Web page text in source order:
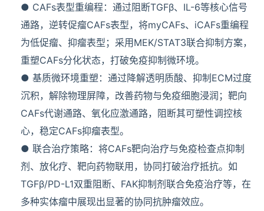
● CAFs表型重编程：通过阻断TGFβ、IL-6等核心信号
通路，逆转促瘤CAFs表型，将myCAFs、iCAFs重编程
为低促瘤、抑瘤表型；采用MEK/STAT3联合抑制方案，
重塑CAFs分化状态，打破免疫抑制微环境。
● 基质微环境重塑：通过降解透明质酸、抑制ECM过度
沉积，解除物理屏障，改善药物与免疫细胞浸润；靶向
CAFs代谢通路、氧化应激通路，阻断其可塑性调控核
心，稳定CAFs抑瘤表型。
● 联合治疗策略：将CAFs靶向治疗与免疫检查点抑制
剂、放化疗、靶向药物联用，协同打破治疗抵抗。如
TGFβ/PD-L1双重阻断、FAK抑制剂联合免疫治疗等，在
多种实体瘤中展现出显著的协同抗肿瘤效应。